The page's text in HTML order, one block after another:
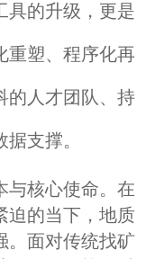
具的升级，更是
重塑、程序化再
的人才团队、持
支撑。
与核心使命。在
迫的当下，地质
。面对传统找矿